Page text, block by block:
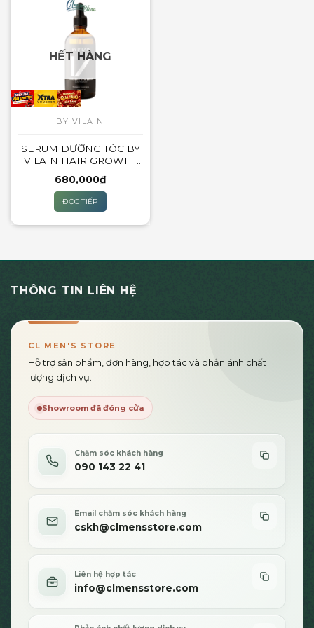
HẾT HÀNG
BY VILAIN
SERUM DƯỠNG TÓC BY
VILAIN HAIR GROWTH
680,000₫
ĐỌC TIẾP
THÔNG TIN LIÊN HỆ
CL MEN'S STORE
Hỗ trợ sản phẩm, đơn hàng, hợp tác và phản ánh chất
lượng dịch vụ.
Showroom đã đóng cửa
Chăm sóc khách hàng
090 143 22 41
Email chăm sóc khách hàng
cskh@clmensstore.com
Liên hệ hợp tác
info@clmensstore.com